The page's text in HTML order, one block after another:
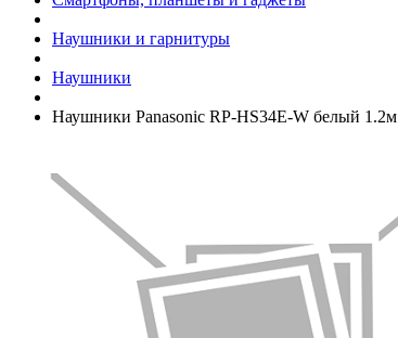
Наушники и гарнитуры
Наушники
Наушники Panasonic RP-HS34E-W белый 1.2м